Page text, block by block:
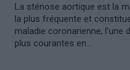
La sténose aortique est la
la plus fréquente et
maladie coronarienne, l'une
plus courantes en...